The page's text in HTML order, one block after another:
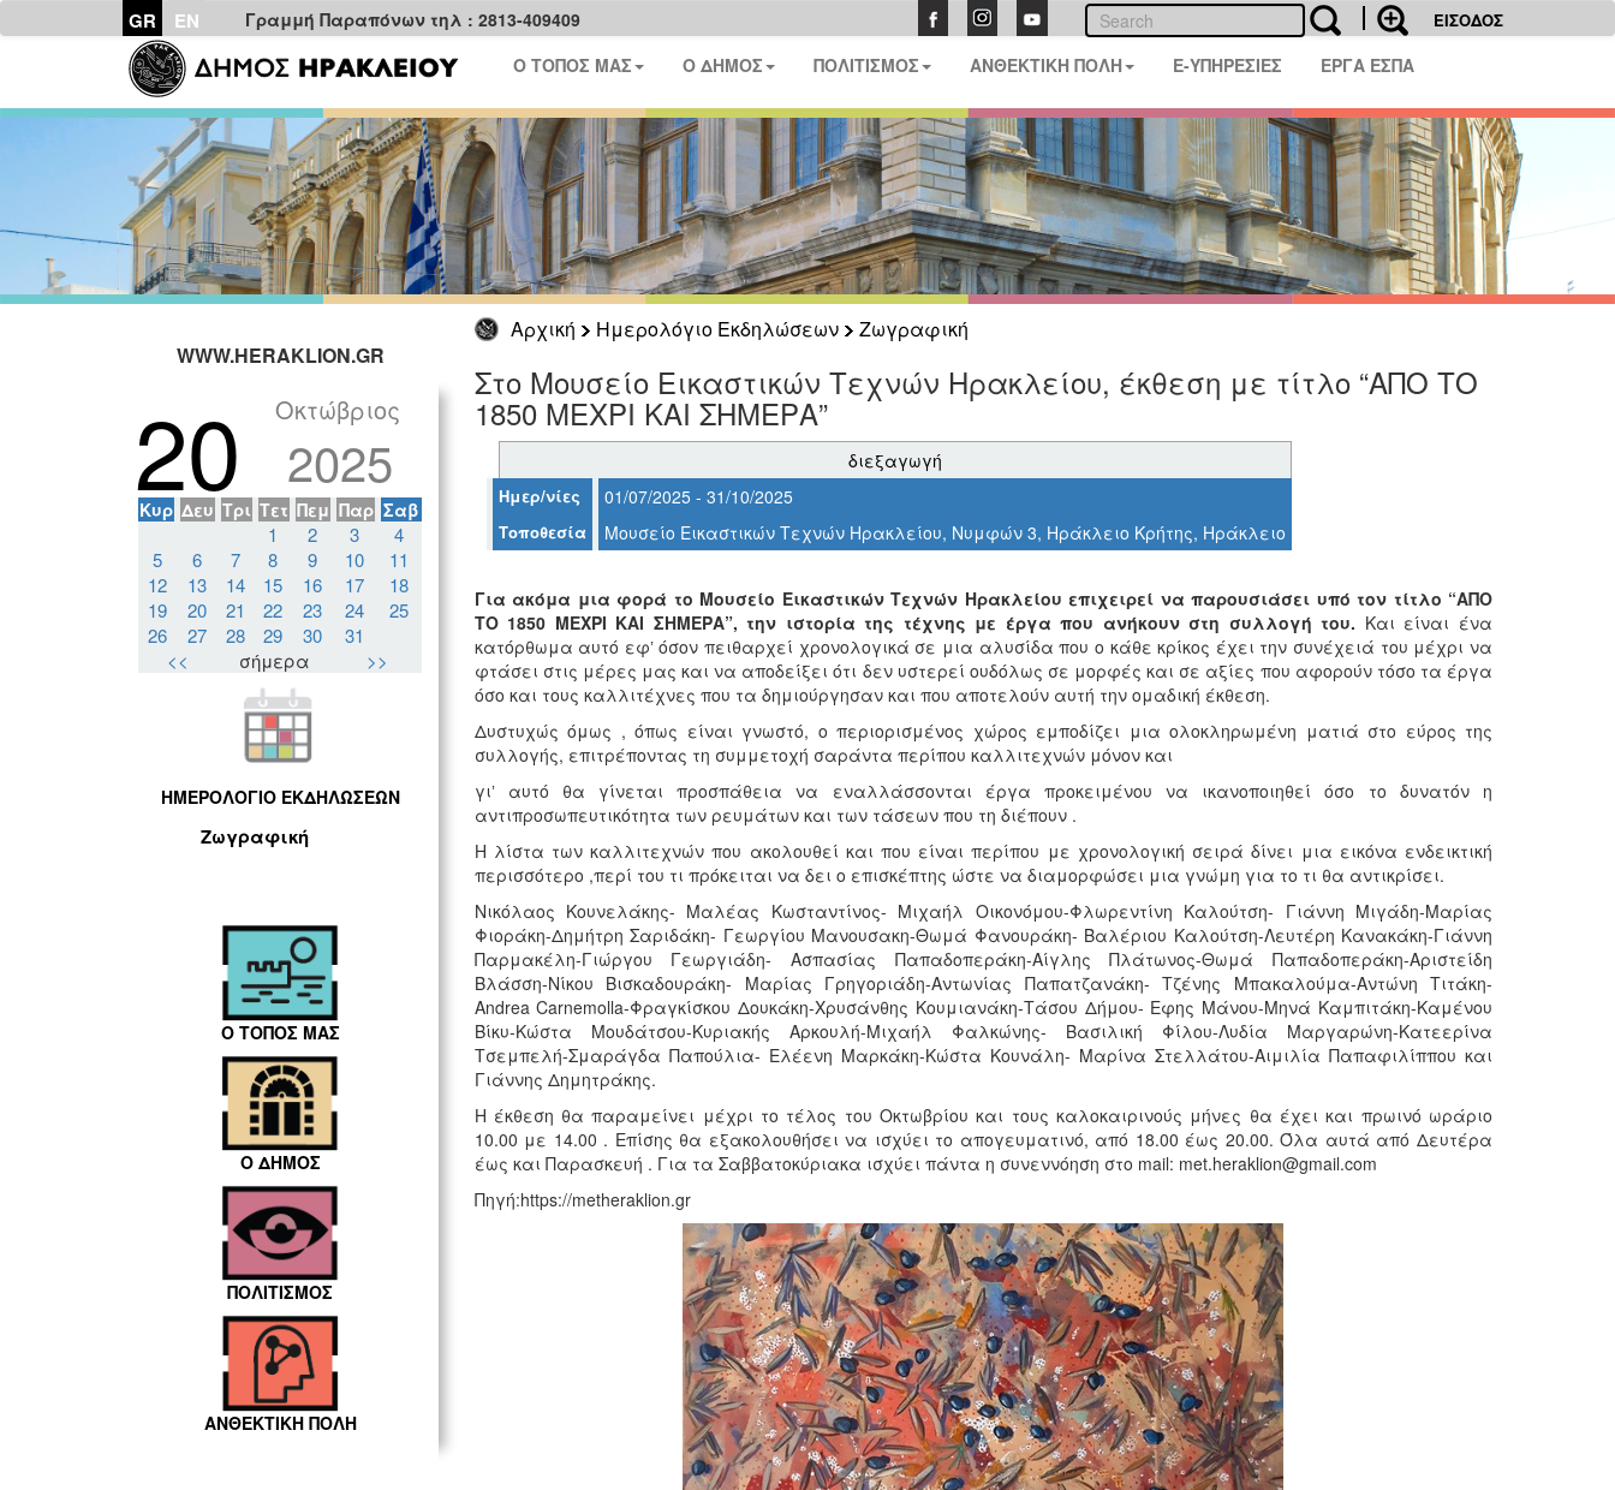
GR EN Γραμμή Παραπόνων τηλ : 2813-409409 ΕΙΣΟΔΟΣ
Ο ΤΟΠΟΣ ΜΑΣ Ο ΔΗΜΟΣ ΠΟΛΙΤΙΣΜΟΣ ΑΝΘΕΚΤΙΚΗ ΠΟΛΗ E-ΥΠΗΡΕΣΙΕΣ ΕΡΓΑ ΕΣΠΑ
Αρχική Ημερολόγιο Εκδηλώσεων
Ζωγραφική
WWW.HERAKLION.GR
20 Οκτώβριος
2025
Κυρ Δευ Τρι Τετ Πεμ Παρ Σαβ
1 2 3
4
5
6 7 8 9 10
11
12
13 14 15 16 17
18
19
20 21 22 23 24
25
26
27 28 29 30
31
<<
σήμερα >>
ΗΜΕΡΟΛΟΓΙΟ ΕΚΔΗΛΩΣΕΩΝ
Ζωγραφική
Ο ΤΟΠΟΣ ΜΑΣ
Ο ΔΗΜΟΣ
ΠΟΛΙΤΙΣΜΟΣ
ΑΝΘΕΚΤΙΚΗ ΠΟΛΗ
Στο Μουσείο Εικαστικών Τεχνών Ηρακλείου, έκθεση με τίτλο “ΑΠΟ ΤΟ
1850 ΜΕΧΡΙ ΚΑΙ ΣΗΜΕΡΑ”
διεξαγωγή
Ημερ/νίες 01/07/2025 - 31/10/2025
Τοποθεσία Μουσείο Εικαστικών Τεχνών Ηρακλείου, Νυμφών 3, Ηράκλειο Κρήτης, Ηράκλειο
Για ακόμα μια φορά το Μουσείο Εικαστικών Τεχνών Ηρακλείου επιχειρεί να παρουσιάσει υπό τον τίτλο “ΑΠΟ
ΤΟ 1850 ΜΕΧΡΙ ΚΑΙ ΣΗΜΕΡΑ”, την ιστορία της τέχνης με έργα που ανήκουν στη συλλογή του. Και είναι ένα
κατόρθωμα αυτό εφʼ όσον πειθαρχεί χρονολογικά σε μια αλυσίδα που ο κάθε κρίκος έχει την συνέχειά του μέχρι να
φτάσει στις μέρες μας και να αποδείξει ότι δεν υστερεί ουδόλως σε μορφές και σε αξίες που αφορούν τόσο τα έργα
όσο και τους καλλιτέχνες που τα δημιούργησαν και που αποτελούν αυτή την ομαδική έκθεση.
Δυστυχώς όμως , όπως είναι γνωστό, ο περιορισμένος χώρος εμποδίζει μια ολοκληρωμένη ματιά στο εύρος της
συλλογής, επιτρέποντας τη συμμετοχή σαράντα περίπου καλλιτεχνών μόνον και
γιʼ αυτό θα γίνεται προσπάθεια να εναλλάσσονται έργα προκειμένου να ικανοποιηθεί όσο το δυνατόν η
αντιπροσωπευτικότητα των ρευμάτων και των τάσεων που τη διέπουν .
Η λίστα των καλλιτεχνών που ακολουθεί και που είναι περίπου με χρονολογική σειρά δίνει μια εικόνα ενδεικτική
περισσότερο ,περί του τι πρόκειται να δει ο επισκέπτης ώστε να διαμορφώσει μια γνώμη για το τι θα αντικρίσει.
Νικόλαος Κουνελάκης- Μαλέας Κωσταντίνος- Μιχαήλ Οικονόμου-Φλωρεντίνη Καλούτση- Γιάννη Μιγάδη-Μαρίας
Φιοράκη-Δημήτρη Σαριδάκη- Γεωργίου Μανουσακη-Θωμά Φανουράκη- Βαλέριου Καλούτση-Λευτέρη Κανακάκη-Γιάννη
Παρμακέλη-Γιώργου Γεωργιάδη- Ασπασίας Παπαδοπεράκη-Αίγλης Πλάτωνος-Θωμά Παπαδοπεράκη-Αριστείδη
Βλάσση-Νίκου Βισκαδουράκη- Μαρίας Γρηγοριάδη-Αντωνίας Παπατζανάκη- Τζένης Μπακαλούμα-Αντώνη Τιτάκη-
Andrea Carnemolla-Φραγκίσκου Δουκάκη-Χρυσάνθης Κουμιανάκη-Τάσου Δήμου- Εφης Μάνου-Μηνά Καμπιτάκη-Καμένου
Βίκυ-Κώστα Μουδάτσου-Κυριακής Αρκουλή-Μιχαήλ Φαλκώνης- Βασιλική Φίλου-Λυδία Μαργαρώνη-Κατεερίνα
Τσεμπελή-Σμαράγδα Παπούλια- Ελέενη Μαρκάκη-Κώστα Κουνάλη- Μαρίνα Στελλάτου-Αιμιλία Παπαφιλίππου και
Γιάννης Δημητράκης.
Η έκθεση θα παραμείνει μέχρι το τέλος του Οκτωβρίου και τους καλοκαιρινούς μήνες θα έχει και πρωινό ωράριο
10.00 με 14.00 . Επίσης θα εξακολουθήσει να ισχύει το απογευματινό, από 18.00 έως 20.00. Όλα αυτά από Δευτέρα
έως και Παρασκευή . Για τα Σαββατοκύριακα ισχύει πάντα η συνεννόηση στο mail: met.heraklion@gmail.com
Πηγή:https://metheraklion.gr